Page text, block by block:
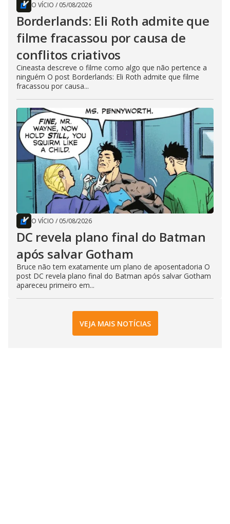
O VÍCIO / 05/08/2026
Borderlands: Eli Roth admite que
filme fracassou por causa de
conflitos criativos
Cineasta descreve o filme como algo que não pertence a
ninguém O post Borderlands: Eli Roth admite que filme
fracassou por causa...
O VÍCIO / 05/08/2026
DC revela plano final do Batman
após salvar Gotham
Bruce não tem exatamente um plano de aposentadoria O
post DC revela plano final do Batman após salvar Gotham
apareceu primeiro em...
VEJA MAIS NOTÍCIAS